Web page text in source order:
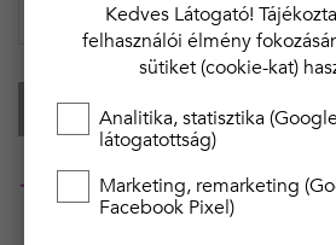
KOSÁRBA
20 000 Ft felett ingyenes
Kedves Látogató!
felhasználói élmény
sütiket (cookie-kat)
Analitika, statisztika
látogatottság)
Marketing, remarketing
Facebook Pixel)